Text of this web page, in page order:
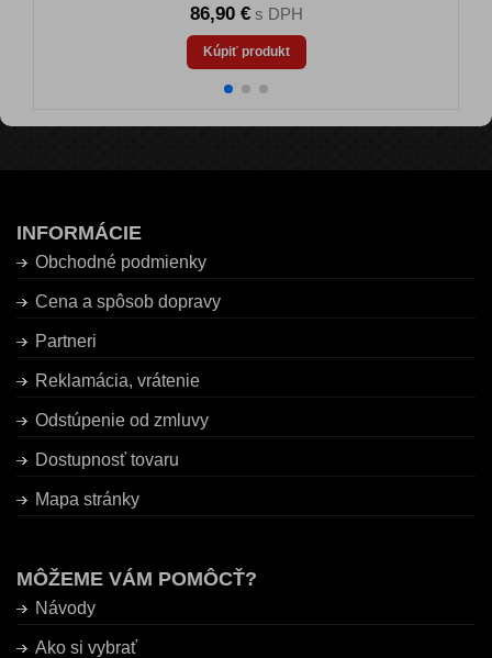
86,90 €s DPH
Kúpiť produkt
INFORMÁCIE
Obchodné podmienky
Cena a spôsob dopravy
Partneri
Reklamácia, vrátenie
Odstúpenie od zmluvy
Dostupnosť tovaru
Mapa stránky
MÔŽEME VÁM POMÔCŤ?
Návody
Ako si vybrať